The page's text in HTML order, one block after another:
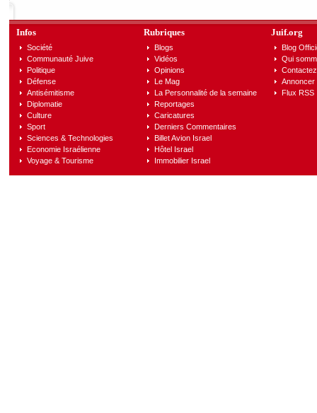
Infos
Société
Communauté Juive
Politique
Défense
Antisémitisme
Diplomatie
Culture
Sport
Sciences & Technologies
Economie Israélienne
Voyage & Tourisme
Rubriques
Blogs
Vidéos
Opinions
Le Mag
La Personnalité de la semaine
Reportages
Caricatures
Derniers Commentaires
Billet Avion Israel
Hôtel Israel
Immobilier Israel
Juif.org
Blog
Qui
Annoncer
Flux RSS